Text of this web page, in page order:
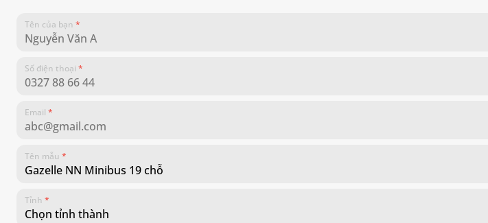
Tên của bạn *
Số điện thoại *
Email *
Tên mẫu *
Tỉnh *